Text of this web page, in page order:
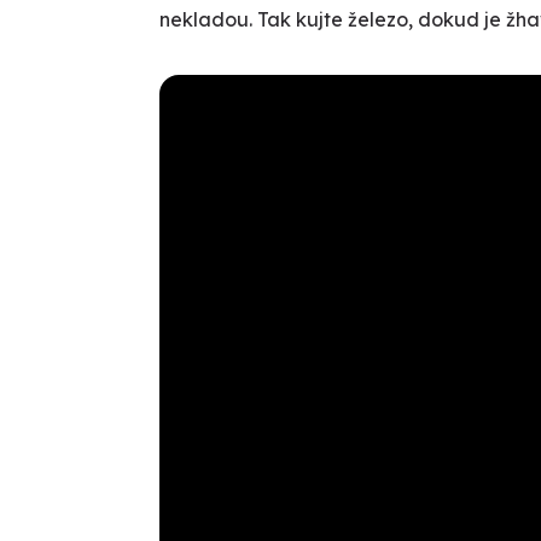
nekladou. Tak kujte železo, dokud je